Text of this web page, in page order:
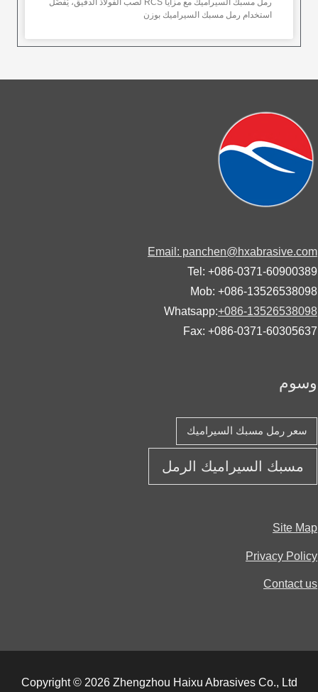
استخدام رمل مسبك السيراميك بوزن
Email:
Tel: +086-0371-
Mob: +086-
Whatsapp:+086-
Fax: +086-0371-
رمل مسبك السيراميك
مسبك السيراميك الرمل
Site
Privacy
Contact
Copyright © 2026 Zhengzhou Haixu Abrasives Co., Ltd